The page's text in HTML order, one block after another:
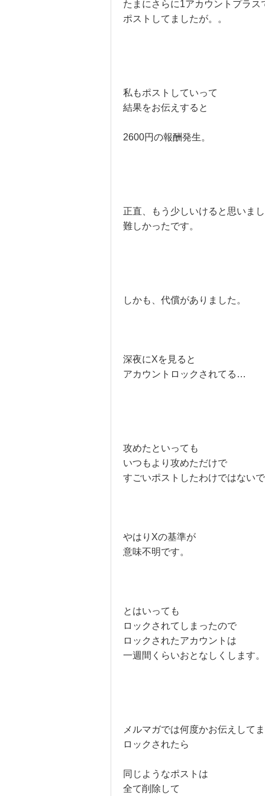
たまにさらに1アカウントプラス
ポストしてましたが。。
私もポストしていって
結果をお伝えすると
2600円の報酬発生。
正直、もう少しいけると思いま
難しかったです。
しかも、代償がありました。
深夜にXを見ると
アカウントロックされてる…
攻めたといっても
いつもより攻めただけで
すごいポストしたわけではない
やはりXの基準が
意味不明です。
とはいっても
ロックされてしまったので
ロックされたアカウントは
一週間くらいおとなしくします。
メルマガでは何度かお伝えして
ロックされたら
同じようなポストは
全て削除して